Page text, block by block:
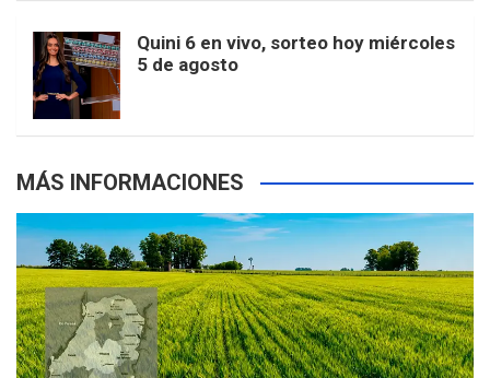
Quini 6 en vivo, sorteo hoy miércoles
5 de agosto
MÁS INFORMACIONES